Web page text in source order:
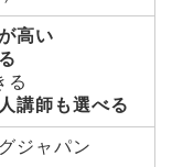
高い
る
講師も選べる
ジャパン